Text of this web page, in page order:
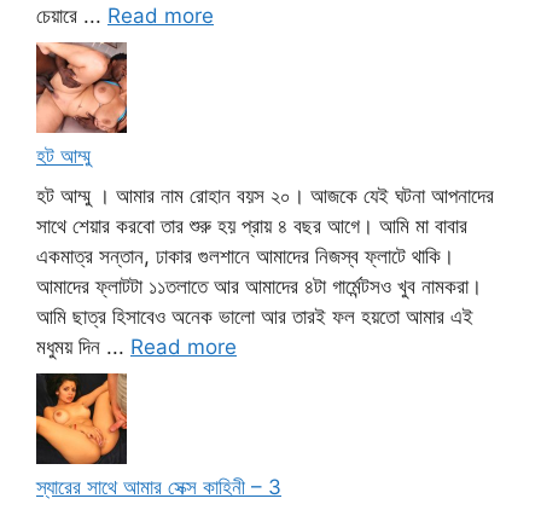
চেয়ারে ... Read more
হট আম্মু
হট আম্মু । আমার নাম রোহান বয়স ২০। আজকে যেই ঘটনা আপনাদের
সাথে শেয়ার করবো তার শুরু হয় প্রায় ৪ বছর আগে। আমি মা বাবার
একমাত্র সন্তান, ঢাকার গুলশানে আমাদের নিজস্ব ফ্লাটে থাকি।
আমাদের ফ্লাটটা ১১তলাতে আর আমাদের ৪টা গার্মেন্টসও খুব নামকরা।
আমি ছাত্র হিসাবেও অনেক ভালো আর তারই ফল হয়তো আমার এই
মধুময় দিন ... Read more
স্যারের সাথে আমার সেক্স কাহিনী – 3